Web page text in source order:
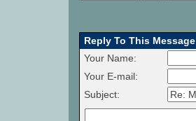
Reply To This Message
Your Name:
Your E-mail:
Subject: